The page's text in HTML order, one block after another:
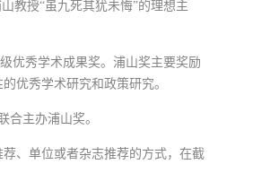
教授“虽九死其犹未悔”的理想主
优秀学术成果奖。浦山奖主要奖励
优秀学术研究和政策研究。
合主办浦山奖。
、单位或者杂志推荐的方式，在截